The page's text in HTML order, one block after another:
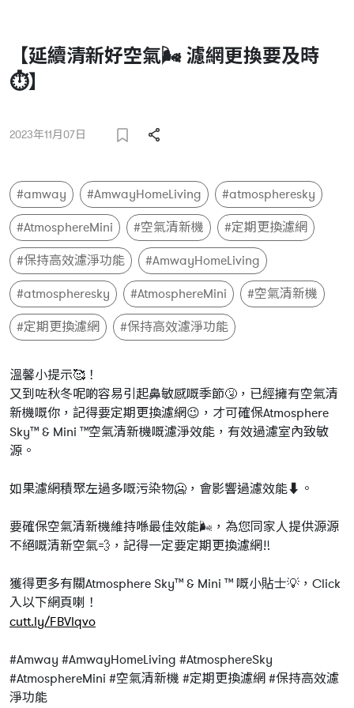
【延續清新好空氣🌬️ 濾網更換要及時
⏱️】
2023年11月07日
#amway #AmwayHomeLiving
#atmospheresky
#AtmosphereMini
#空氣清新機
#定期更換濾網
#保持高效濾淨功能
#AmwayHomeLiving
#atmospheresky
#AtmosphereMini
#空氣清新機
#定期更換濾網
#保持高效濾淨功能
溫馨小提示🥰！
又到咗秋冬呢啲容易引起鼻敏感嘅季節🤧，已經擁有空氣清
新機嘅你，記得要定期更換濾網😉，才可確保Atmosphere
Sky™️ & Mini ™️空氣清新機嘅濾淨效能，有效過濾室內致敏
源。
如果濾網積聚左過多嘅污染物🥶，會影響過濾效能⬇️。
要確保空氣清新機維持喺最佳效能🌬️，為您同家人提供源源
不絕嘅清新空氣💨，記得一定要定期更換濾網‼️
獲得更多有關Atmosphere Sky™️ & Mini ™️ 嘅小貼士💡，Click
入以下網頁喇！
cutt.ly/FBVlqvo
#Amway #AmwayHomeLiving #AtmosphereSky
#AtmosphereMini #空氣清新機 #定期更換濾網 #保持高效濾
淨功能